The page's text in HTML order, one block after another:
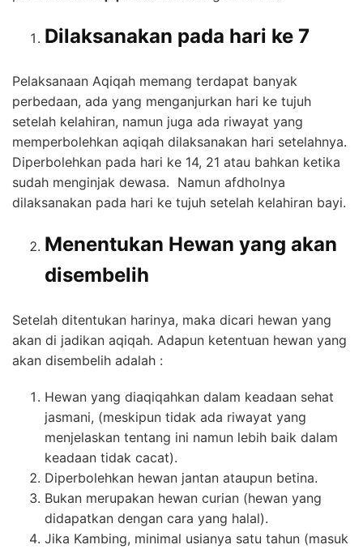
Dilaksanakan pada hari ke 7
Pelaksanaan Aqiqah memang terdapat banyak
perbedaan, ada yang menganjurkan hari ke tujuh
setelah kelahiran, namun juga ada riwayat yang
memperbolehkan aqiqah dilaksanakan hari setelahnya.
Diperbolehkan pada hari ke 14, 21 atau bahkan ketika
sudah menginjak dewasa. Namun afdholnya
dilaksanakan pada hari ke tujuh setelah kelahiran bayi.
Menentukan Hewan yang akan
disembelih
Setelah ditentukan harinya, maka dicari hewan yang
akan di jadikan aqiqah. Adapun ketentuan hewan yang
akan disembelih adalah :
Hewan yang diaqiqahkan dalam keadaan sehat
jasmani, (meskipun tidak ada riwayat yang
menjelaskan tentang ini namun lebih baik dalam
keadaan tidak cacat).
Diperbolehkan hewan jantan ataupun betina.
Bukan merupakan hewan curian (hewan yang
didapatkan dengan cara yang halal).
Jika Kambing, minimal usianya satu tahun (masuk